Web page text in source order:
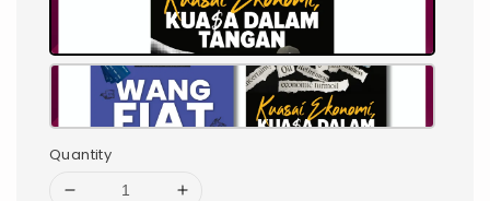
Quantity